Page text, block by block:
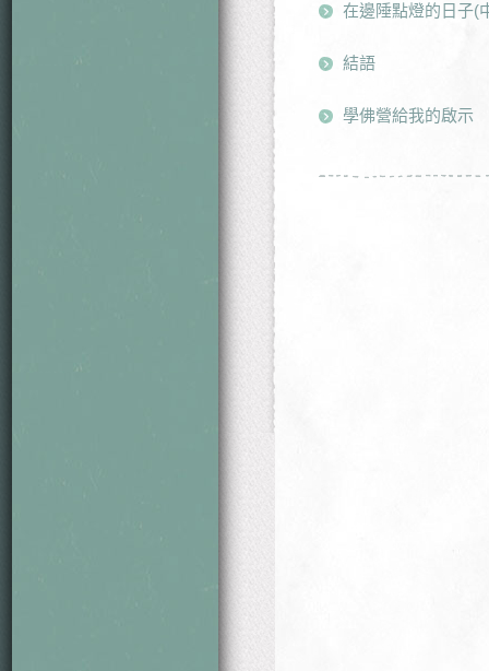
在邊陲點燈的日子(
結語
學佛營給我的啟示